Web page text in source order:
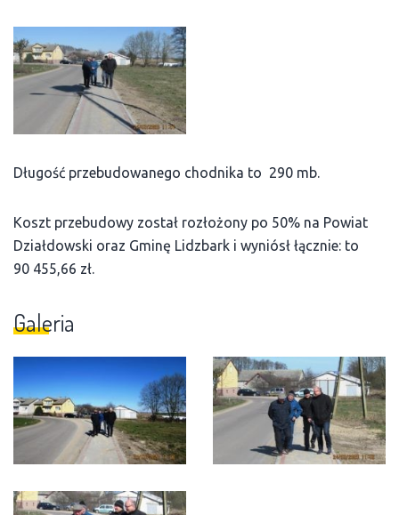
Długość przebudowanego chodnika to 290 mb.
Koszt przebudowy został rozłożony po 50% na Powiat
Działdowski oraz Gminę Lidzbark i wyniósł łącznie: to
90 455,66 zł.
Galeria